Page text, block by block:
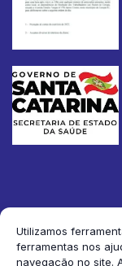
Utilizamos
ferramentas nos
navegação no site.
2026 Jornal de